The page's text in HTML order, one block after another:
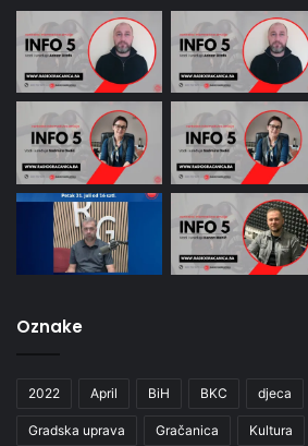
Oznake
2022 April BiH BKC djeca
Gradska uprava Gračanica Kultura